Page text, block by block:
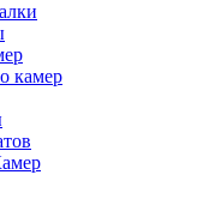
камер